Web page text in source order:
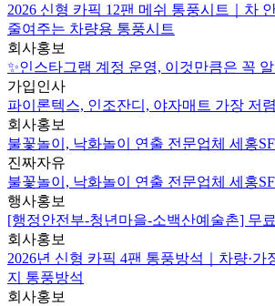
2026 신형 카픽 12팬 메쉬 통풍시트｜차
줄여주는 차량용 통풍시트
회사홍보
✨인스타그램 계정 운영, 이것만큼은 꼭
가입인사
파이론텍스, 인조잔디, 야자매트 가장 저
회사홍보
불꽃놀이, 낙화놀이 연출 전문업체 세홍
진짜자유
불꽃놀이, 낙화놀이 연출 전문업체 세홍
행사홍보
[행정안전부-청년마을-소백산예술촌] 무
회사홍보
2026년 신형 카픽 4팬 통풍방석｜차량·가
지 통풍방석
회사홍보